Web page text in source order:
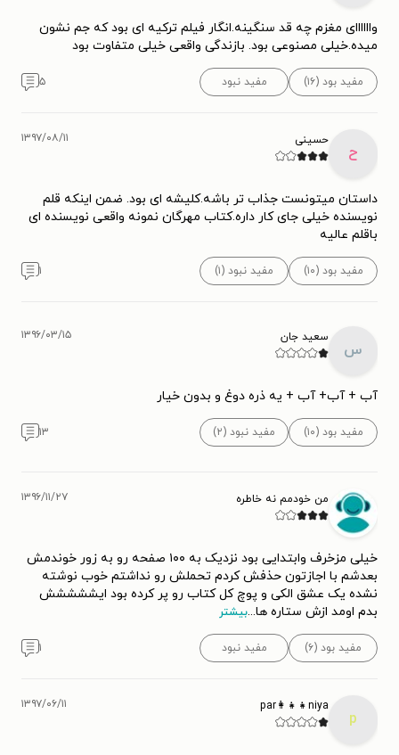
واااااای مغزم چه قد سنگینه.انگار فیلم ترکیه ای بود که جم نشون
میده.خیلی مصنوعی بود. بازندگی واقعی خیلی متفاوت بود
مفید بود (۱۶) مفید نبود ۵
ح
حسینی ۱۳۹۷/۰۸/۱۱
داستان میتونست جذاب تر باشه.کلیشه ای بود. ضمن اینکه قلم
نویسنده خیلی جای کار داره.کتاب مهرگان نمونه واقعی نویسنده ای
باقلم عالیه
مفید بود (۱۰) مفید نبود (۱) ۱
س
سعید جان ۱۳۹۶/۰۳/۱۵
آب + آب+ آب + یه ذره دوغ و بدون خیار
مفید بود (۱۰) مفید نبود (۲) ۱۳
من خودمم نه خاطره ۱۳۹۶/۱۱/۲۷
خیلی مزخرف وابتدایی بود نزدیک به ۱۰۰ صفحه رو به زور خوندمش
بعدشم با اجازتون حذفش کردم تحملش رو نداشتم خوب نوشته
نشده یک عشق الکی و پوچ کل کتاب رو پر کرده بود ایششششش
بدم اومد ازش ستاره ها...بیشتر
مفید بود (۶) مفید نبود ۱
p
par👩‍👧‍👧niya ۱۳۹۷/۰۶/۱۱